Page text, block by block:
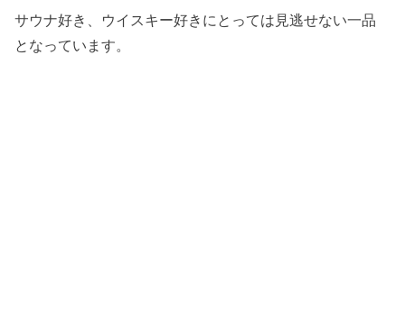
サウナ好き、ウイスキー好きにとっては見逃せない一品
となっています。